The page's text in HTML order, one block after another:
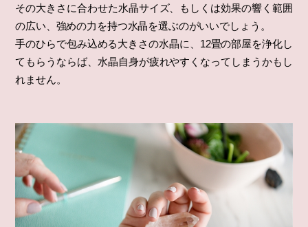
その大きさに合わせた水晶サイズ、もしくは効果の響く範囲
の広い、強めの力を持つ水晶を選ぶのがいいでしょう。
手のひらで包み込める大きさの水晶に、12畳の部屋を浄化し
てもらうならば、水晶自身が疲れやすくなってしまうかもし
れません。